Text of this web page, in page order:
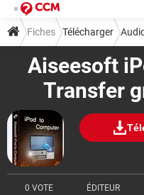
Aiseesoft
Transfer
0 VOTE ÉDITEUR
Fiches Télécharger